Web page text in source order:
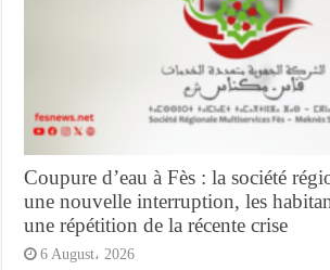
Coupure d’eau à Fès : la société
une nouvelle interruption, les
une répétition de la récente crise
6 August، 2026